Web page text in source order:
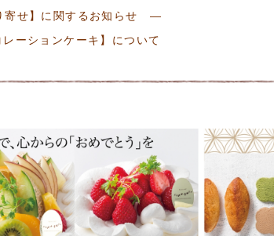
せ】に関するお知らせ ―
レーションケーキ】について